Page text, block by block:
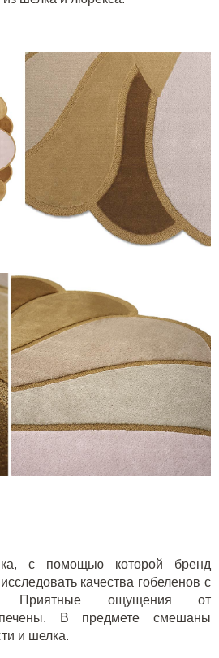
с помощью которой бренд
качества гобеленов с
Приятные ощущения от
В предмете смешаны
и шелка.